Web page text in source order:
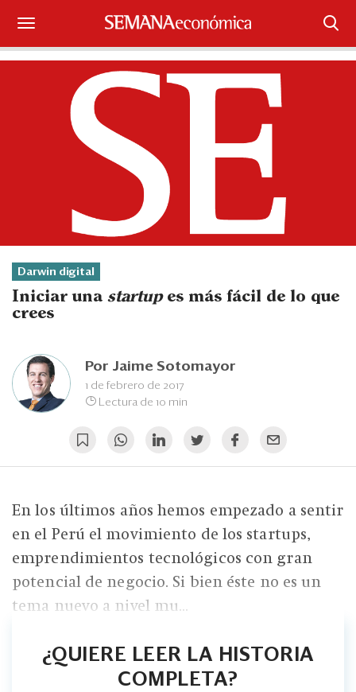
Suscríbase
Iniciar sesión
Portada
¿Qué está pasando?
Sectores y Empresas
Management
Economía y Finanzas
Legal y Política
Eventos
Blogs
Edición Impresa
Darwin digital
Iniciar una startupes más fácil de lo que
crees
Por Jaime Sotomayor
1 de febrero de 2017
Lectura de 10 min
En los últimos años hemos empezado a sentir
en el Perú el movimiento de los startups,
emprendimientos tecnológicos con gran
potencial de negocio. Si bien éste no es un
tema nuevo a nivel mu...
¿QUIERE LEER LA HISTORIA
COMPLETA?